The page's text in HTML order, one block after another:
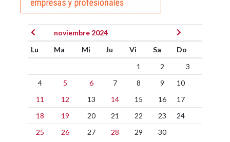
noviembre 2024
Lu
Ma Mi Ju Vi Sa
Do
1
2
3
4
5 6 7 8 9
10
11
12 13 14 15 16
17
18
19 20 21 22 23
24
25
26 27 28 29 30